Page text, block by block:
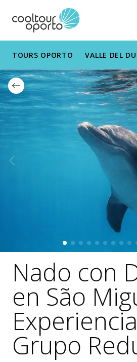
TOURS OPORTO VALLE DEL
Nado con
en São
Grupo